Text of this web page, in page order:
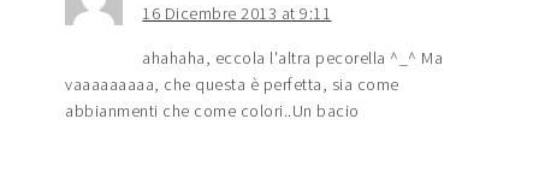
16 Dicembre 2013 at 9:11
ahahaha, eccola l'altra pecorella ^_^ Ma
vaaaaaaaaa, che questa è perfetta, sia come
abbianmenti che come colori..Un bacio